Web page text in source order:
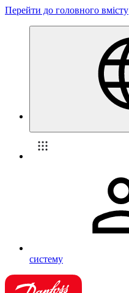
Перейти до головного вмісту
систему